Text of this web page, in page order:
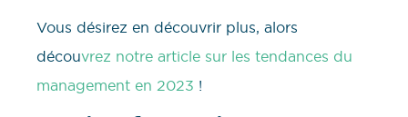
Vous désirez en découvrir plus, alors
découvrez notre article sur les tendances du
management en 2023 !